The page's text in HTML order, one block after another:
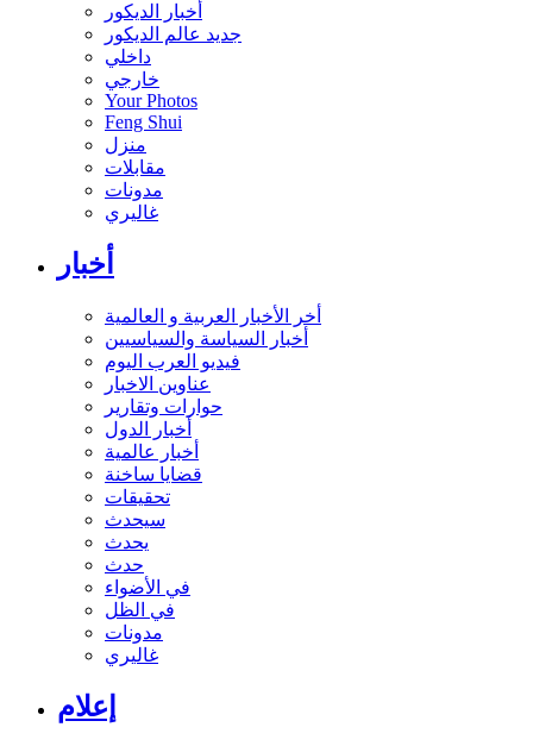
أخبار الديكور
جديد عالم الديكور
داخلي
خارجي
Your Photos
Feng Shui
منزل
مقابلات
مدونات
غاليري
أخبار
أخر الأخبار العربية و العالمية
أخبار السياسة والسياسيين
فيديو العرب اليوم
عناوين الاخبار
حوارات وتقارير
أخبار الدول
أخبار عالمية
قضايا ساخنة
تحقيقات
سيحدث
يحدث
حدث
في الأضواء
في الظل
مدونات
غاليري
إعلام